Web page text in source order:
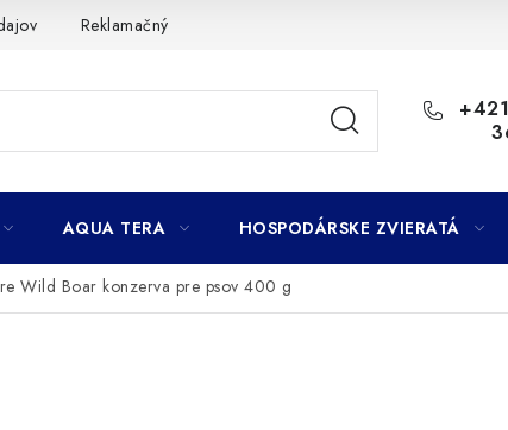
Reklamačný poriadok
AQUA TERA HOSPODÁRSKE ZVIERATÁ
Wild Boar konzerva pre psov 400 g